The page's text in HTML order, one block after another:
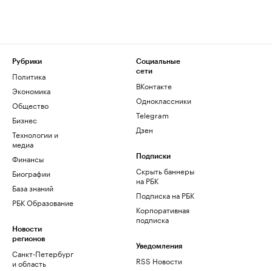
Рубрики
Политика
Экономика
Общество
Бизнес
Технологии и
медиа
Финансы
Биографии
База знаний
РБК Образование
Новости
регионов
Санкт-Петербург
и область
Социальные
сети
ВКонтакте
Одноклассники
Telegram
Дзен
Подписки
Скрыть баннеры
на РБК
Подписка на РБК
Корпоративная
подписка
Уведомления
RSS Новости